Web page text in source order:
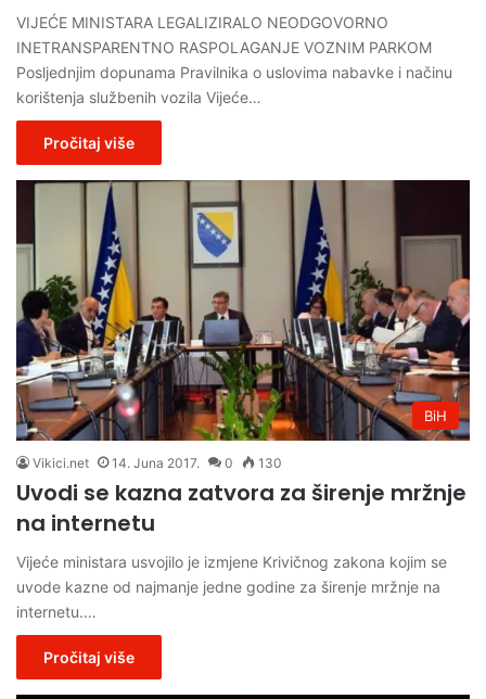
VIJEĆE MINISTARA LEGALIZIRALO NEODGOVORNO
INETRANSPARENTNO RASPOLAGANJE VOZNIM PARKOM
Posljednjim dopunama Pravilnika o uslovima nabavke i načinu
korištenja službenih vozila Vijeće…
Pročitaj više
BiH
Vikici.net 14. Juna 2017. 0 130
Uvodi se kazna zatvora za širenje mržnje
na internetu
Vijeće ministara usvojilo je izmjene Krivičnog zakona kojim se
uvode kazne od najmanje jedne godine za širenje mržnje na
internetu.…
Pročitaj više